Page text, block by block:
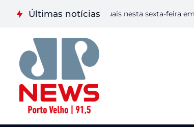
Últimas notícias
etapa de Artes Visuais nesta sexta-feira em